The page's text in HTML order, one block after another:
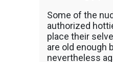
Some of the
authorized
place their
are old enough
nevertheless